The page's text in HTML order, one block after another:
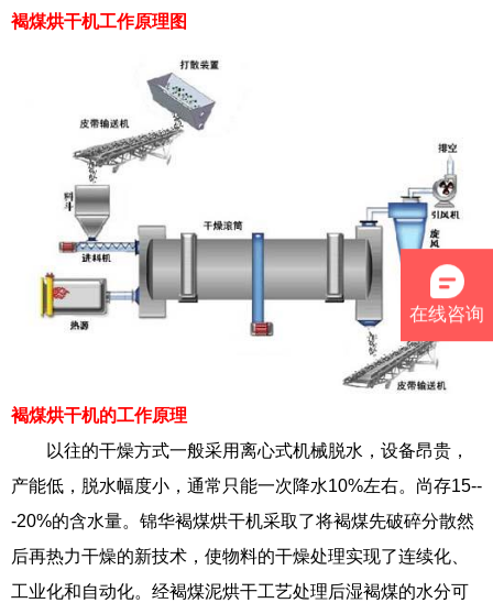
褐煤烘干机工作原理图
褐煤烘干机的工作原理
以往的干燥方式一般采用离心式机械脱水，设备昂贵，
产能低，脱水幅度小，通常只能一次降水10%左右。尚存15--
-20%的含水量。锦华褐煤烘干机采取了将褐煤先破碎分散然
后再热力干燥的新技术，使物料的干燥处理实现了连续化、
工业化和自动化。经褐煤泥烘干工艺处理后湿褐煤的水分可
在线咨询